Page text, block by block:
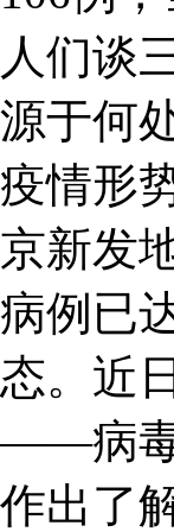
人们谈
源于何
疫情形
京新发
病例已
态。近
——病毒
作出了